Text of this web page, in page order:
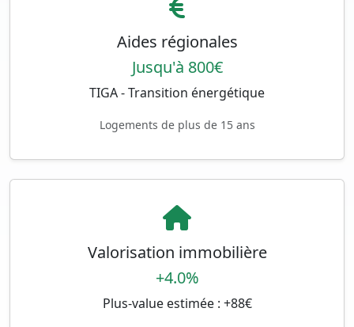
Aides régionales
Jusqu'à 800€
TIGA - Transition énergétique
Logements de plus de 15 ans
Valorisation immobilière
+4.0%
Plus-value estimée : +88€